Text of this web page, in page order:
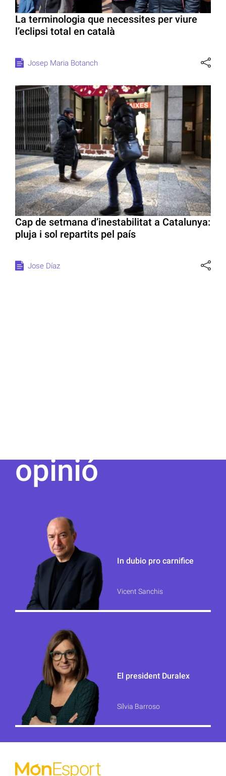
La terminologia que necessites per viure
l’eclipsi total en català
Josep Maria Botanch
Cap de setmana d’inestabilitat a Catalunya:
pluja i sol repartits pel país
Jose Díaz
opinió
In dubio pro carnifice
Vicent Sanchis
El president Duralex
Sílvia Barroso